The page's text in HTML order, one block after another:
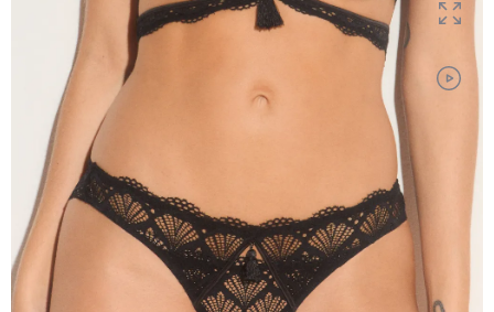
sutiã
camisola
calcinha algodão
5 sutiã calcinha
6 algodão
pijama
9